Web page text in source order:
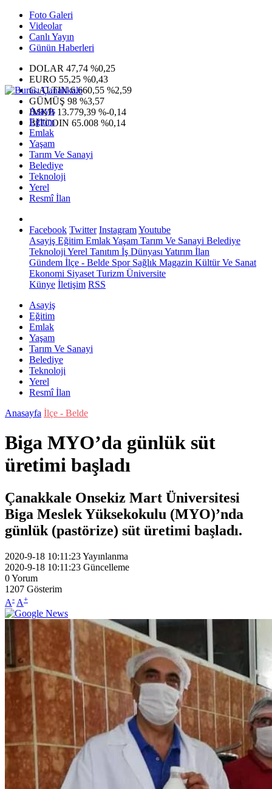
Foto Galeri
Videolar
Canlı Yayın
Günün Haberleri
DOLAR 47,74 %0,25
EURO 55,25 %0,43
G.ALTIN6.660,55 %2,59
GÜMÜŞ 98 %3,57
IMKB 13.779,39 %-0,14
BITCOIN 65.008 %0,14
Asayiş
Eğitim
Emlak
Yaşam
Tarım Ve Sanayi
Belediye
Teknoloji
Yerel
Resmî İlan
Facebook Twitter InstagramYoutube
Asayiş Eğitim EmlakYaşam Tarım Ve Sanayi Belediye
Teknoloji Yerel Tanıtım İş Dünyası Yatırım İlan
Gündem İlçe - Belde SporSağlık Magazin Kültür Ve Sanat
Ekonomi Siyaset Turizm Üniversite
Künye İletişim RSS
Asayiş
Eğitim
Emlak
Yaşam
Tarım Ve Sanayi
Belediye
Teknoloji
Yerel
Resmî İlan
Anasayfa İlçe - Belde
Biga MYO’da günlük süt
üretimi başladı
Çanakkale Onsekiz Mart Üniversitesi
Biga Meslek Yüksekokulu (MYO)’nda
günlük (pastörize) süt üretimi başladı.
2020-9-18 10:11:23Yayınlanma
2020-9-18 10:11:23 Güncelleme
0Yorum
1207 Gösterim
A- A+